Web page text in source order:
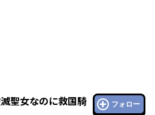
聖女なのに救国騎
フォロー